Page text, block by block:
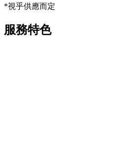
*視乎供應而定
服務特色